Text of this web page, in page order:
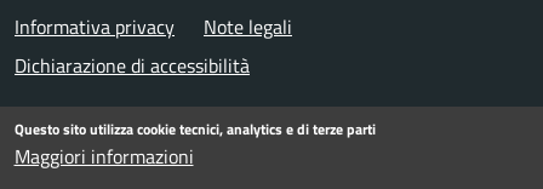
Menu piè di pagina
Informativa privacy
Note legali
Dichiarazione di accessibilità
© Comune di Rimini. Tutti i diritti riservati.
Questo sito utilizza cookie tecnici, analytics e di terze parti
Maggiori informazioni